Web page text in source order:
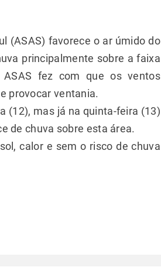
(ASAS) favorece o ar úmido do
principalmente sobre a faixa
fez com que os ventos
provocar ventania.
(12), mas já na quinta-feira (13)
de chuva sobre esta área.
calor e sem o risco de chuva